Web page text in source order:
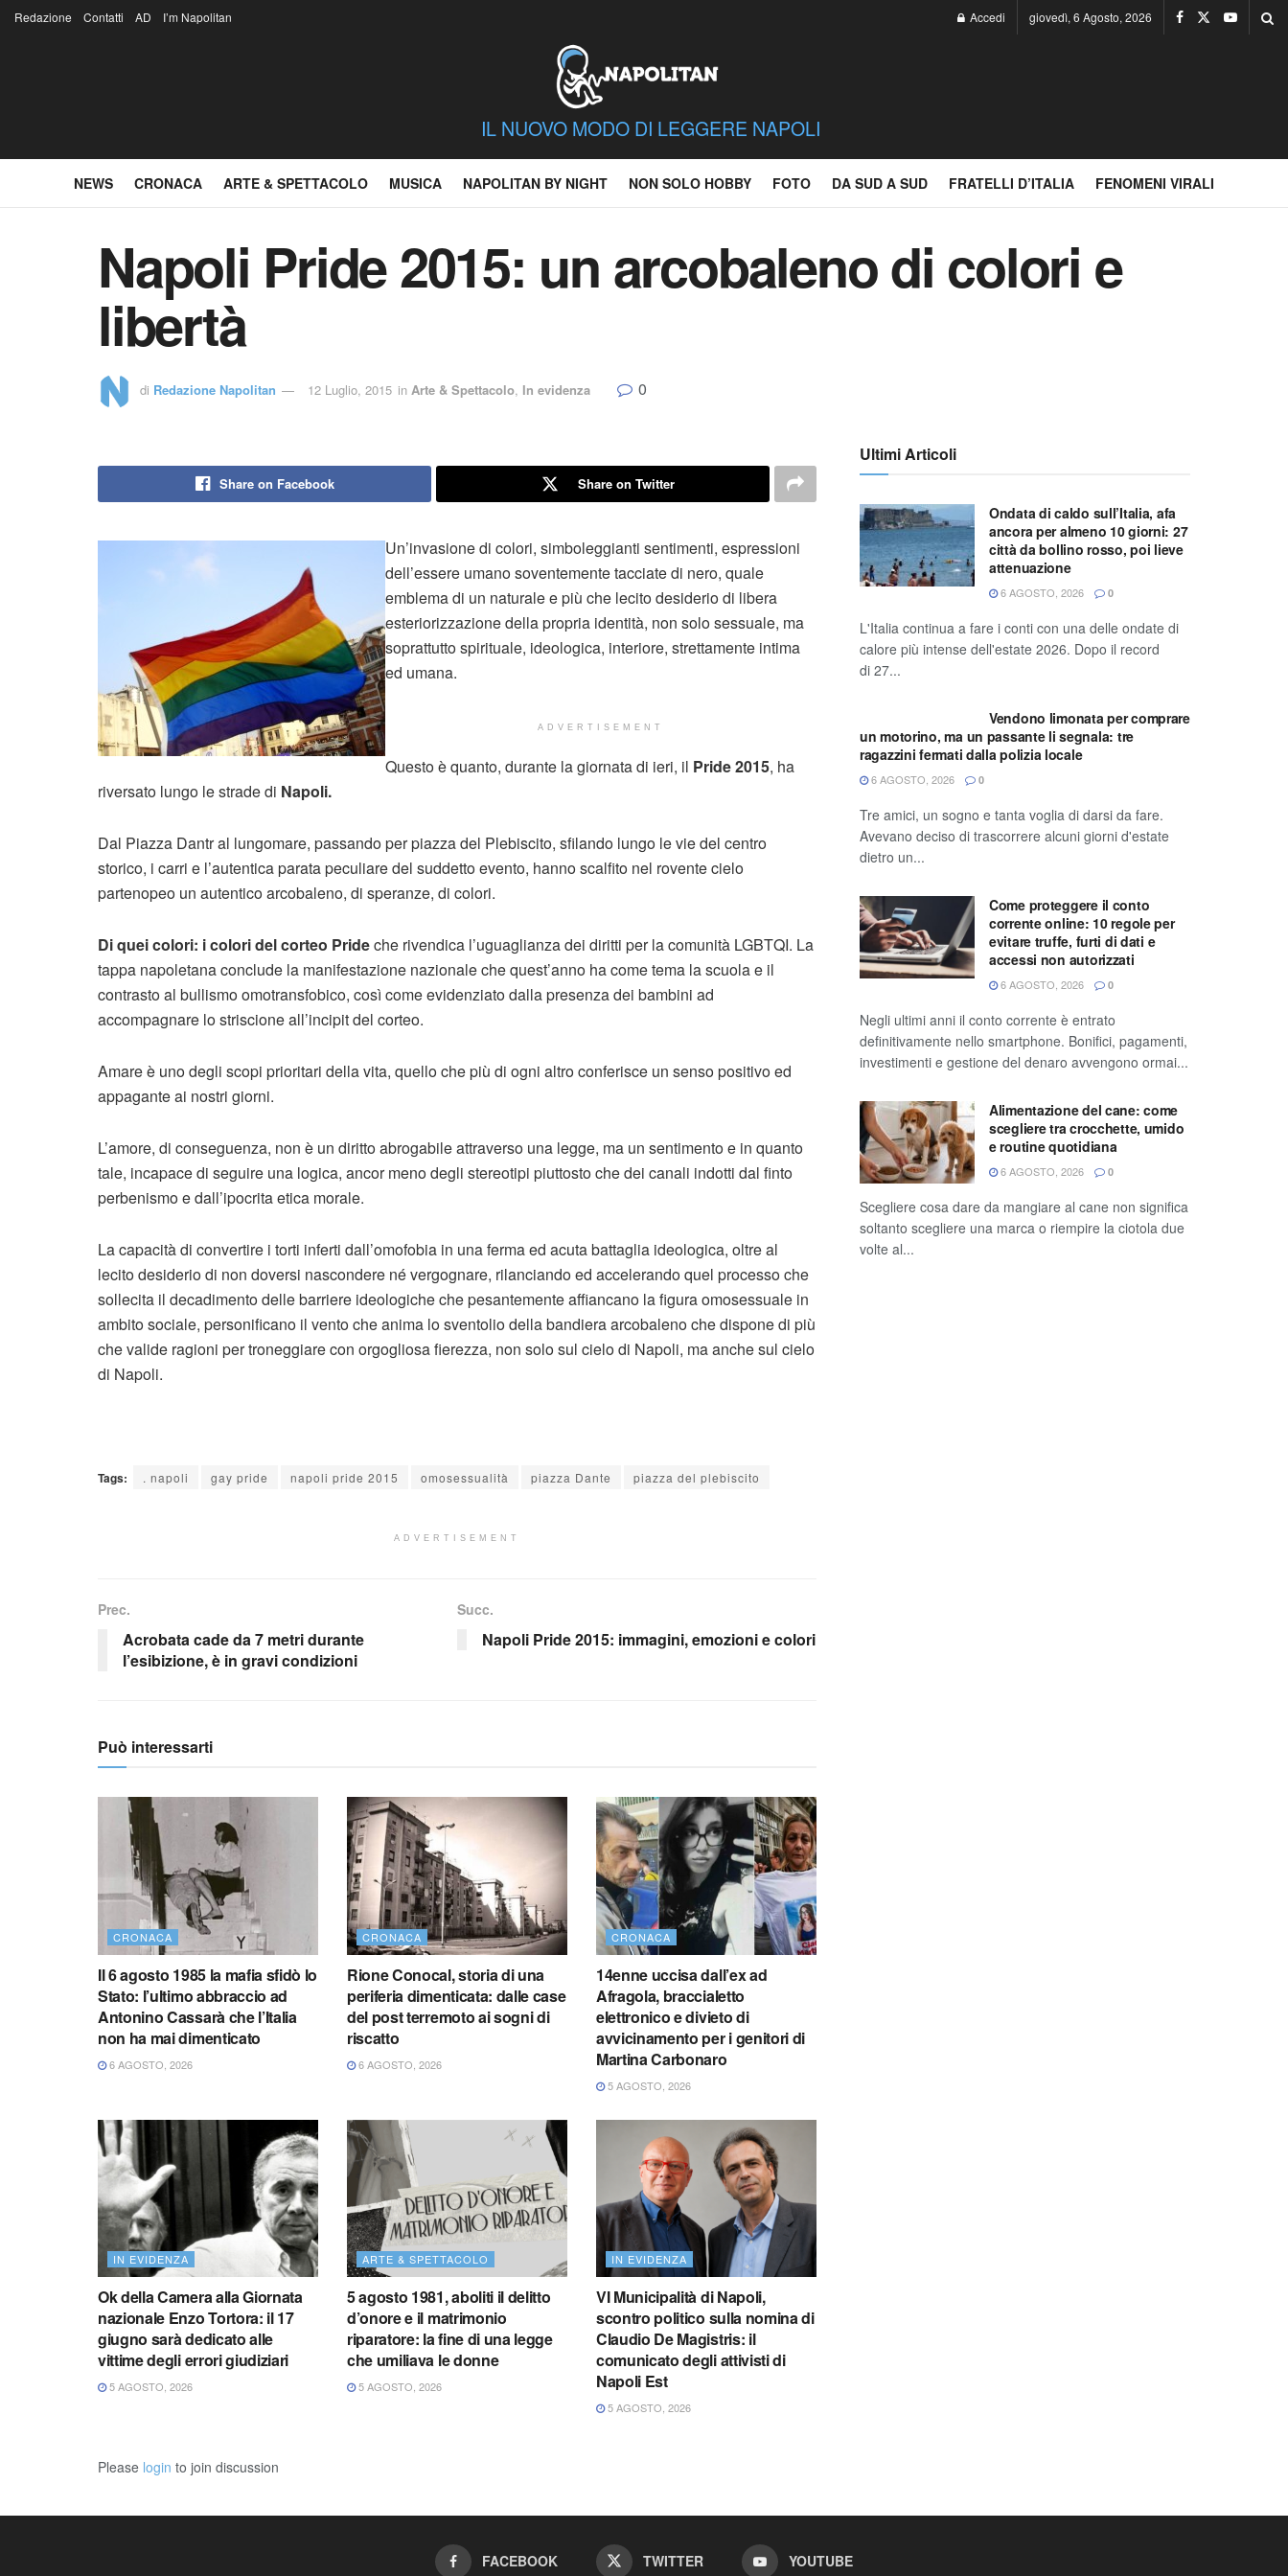
Redazione Contatti AD I’m Napolitan Accedi giovedì, 6 Agosto, 2026
IL NUOVO MODO DI LEGGERE NAPOLI
NEWS CRONACA ARTE & SPETTACOLO MUSICA NAPOLITAN BY NIGHT NON SOLO HOBBY FOTO DA SUD A SUD FRATELLI D’ITALIA FENOMENI VIRALI
Napoli Pride 2015: un arcobaleno di colori e
libertà
di Redazione Napolitan 12 Luglio, 2015 in Arte & Spettacolo, In evidenza 0
Share on Facebook Share on Twitter
Un’invasione di colori, simboleggianti sentimenti, espressioni
dell’essere umano soventemente tacciate di nero, quale
emblema di un naturale e più che lecito desiderio di libera
esteriorizzazione della propria identità, non solo sessuale, ma
soprattutto spirituale, ideologica, interiore, strettamente intima
ed umana.
ADVERTISEMENT
Questo è quanto, durante la giornata di ieri, il Pride 2015, ha
riversato lungo le strade di Napoli.
Dal Piazza Dantr al lungomare, passando per piazza del Plebiscito, sfilando lungo le vie del centro
storico, i carri e l’autentica parata peculiare del suddetto evento, hanno scalfito nel rovente cielo
partenopeo un autentico arcobaleno, di speranze, di colori.
Di quei colori: i colori del corteo Prideche rivendica l’uguaglianza dei diritti per la comunità LGBTQI. La
tappa napoletana conclude la manifestazione nazionale che quest’anno ha come tema la scuola e il
contrasto al bullismo omotransfobico, così come evidenziato dalla presenza dei bambini ad
accompagnare lo striscione all’incipit del corteo.
Amare è uno degli scopi prioritari della vita, quello che più di ogni altro conferisce un senso positivo ed
appagante ai nostri giorni.
L’amore, di conseguenza, non è un diritto abrogabile attraverso una legge, ma un sentimento e in quanto
tale, incapace di seguire una logica, ancor meno degli stereotipi piuttosto che dei canali indotti dal finto
perbenismo e dall’ipocrita etica morale.
La capacità di convertire i torti inferti dall’omofobia in una ferma ed acuta battaglia ideologica, oltre al
lecito desiderio di non doversi nascondere né vergognare, rilanciando ed accelerando quel processo che
sollecita il decadimento delle barriere ideologiche che pesantemente affiancano la figura omosessuale in
ambito sociale, personificano il vento che anima lo sventolio della bandiera arcobaleno che dispone di più
che valide ragioni per troneggiare con orgogliosa fierezza, non solo sul cielo di Napoli, ma anche sul cielo
di Napoli.
Tags: . napoli gay pride napoli pride 2015 omosessualità piazza Dante piazza del plebiscito
ADVERTISEMENT
Prec.
Acrobata cade da 7 metri durante
l’esibizione, è in gravi condizioni
Succ.
Napoli Pride 2015: immagini, emozioni e colori
Può interessarti
CRONACA
Il 6 agosto 1985 la mafia sfidò lo
Stato: l’ultimo abbraccio ad
Antonino Cassarà che l’Italia
non ha mai dimenticato
6 AGOSTO, 2026
CRONACA
Rione Conocal, storia di una
periferia dimenticata: dalle case
del post terremoto ai sogni di
riscatto
6 AGOSTO, 2026
CRONACA
14enne uccisa dall’ex ad
Afragola, braccialetto
elettronico e divieto di
avvicinamento per i genitori di
Martina Carbonaro
5 AGOSTO, 2026
IN EVIDENZA
Ok della Camera alla Giornata
nazionale Enzo Tortora: il 17
giugno sarà dedicato alle
vittime degli errori giudiziari
5 AGOSTO, 2026
ARTE & SPETTACOLO
5 agosto 1981, aboliti il delitto
d’onore e il matrimonio
riparatore: la fine di una legge
che umiliava le donne
5 AGOSTO, 2026
IN EVIDENZA
VI Municipalità di Napoli,
scontro politico sulla nomina di
Claudio De Magistris: il
comunicato degli attivisti di
Napoli Est
5 AGOSTO, 2026
Please login to join discussion
Ultimi Articoli
Ondata di caldo sull’Italia, afa
ancora per almeno 10 giorni: 27
città da bollino rosso, poi lieve
attenuazione
6 AGOSTO, 2026 0
L'Italia continua a fare i conti con una delle ondate di
calore più intense dell'estate 2026. Dopo il record
di 27...
Vendono limonata per comprare
un motorino, ma un passante li segnala: tre
ragazzini fermati dalla polizia locale
6 AGOSTO, 2026 0
Tre amici, un sogno e tanta voglia di darsi da fare.
Avevano deciso di trascorrere alcuni giorni d'estate
dietro un...
Come proteggere il conto
corrente online: 10 regole per
evitare truffe, furti di dati e
accessi non autorizzati
6 AGOSTO, 2026 0
Negli ultimi anni il conto corrente è entrato
definitivamente nello smartphone. Bonifici, pagamenti,
investimenti e gestione del denaro avvengono ormai...
Alimentazione del cane: come
scegliere tra crocchette, umido
e routine quotidiana
6 AGOSTO, 2026 0
Scegliere cosa dare da mangiare al cane non significa
soltanto scegliere una marca o riempire la ciotola due
volte al...
FACEBOOK TWITTER YOUTUBE